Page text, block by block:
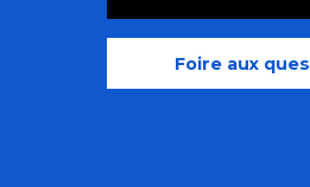
Foire aux